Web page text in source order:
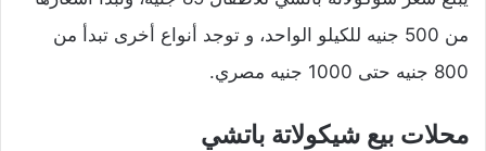
من 500 جنيه للكيلو الواحد، و توجد أنواع أخرى تبدأ من
800 جنيه حتى 1000 جنيه مصري.
محلات بيع شيكولاتة باتشي